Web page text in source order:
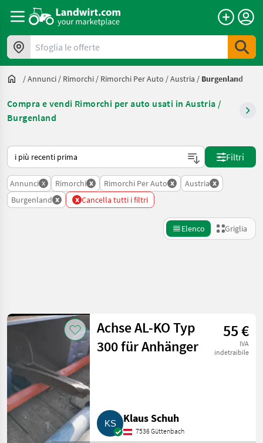
Sfoglia le offerte
/Annunci / Rimorchi / Rimorchi Per Auto /Austria / Burgenland
Compra e vendi Rimorchi per auto usati in Austria /
Burgenland
Ecco come viene ordinato su Landwirt.com
Filtri
Annunci x Rimorchi x Rimorchi Per Auto x Austria x
Burgenland x x Cancella tutti i filtri
Elenco Griglia
ricerca
4 Paese 2 Filtri
PERCORSO
ATTUALE
Settore
agricolo
Rimorchi
Reimposta
risultati
Achse AL-KO Typ
300 für Anhänger
55 €
IVA
indetraibile
Klaus Schuh
7536 Güttenbach